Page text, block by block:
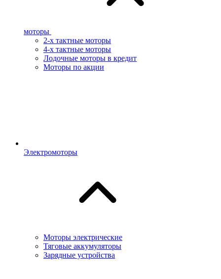
моторы
2-х тактные моторы
4-х тактные моторы
Лодочные моторы в кредит
Моторы по акции
Электромоторы
Моторы электрические
Тяговые аккумуляторы
Зарядные устройства